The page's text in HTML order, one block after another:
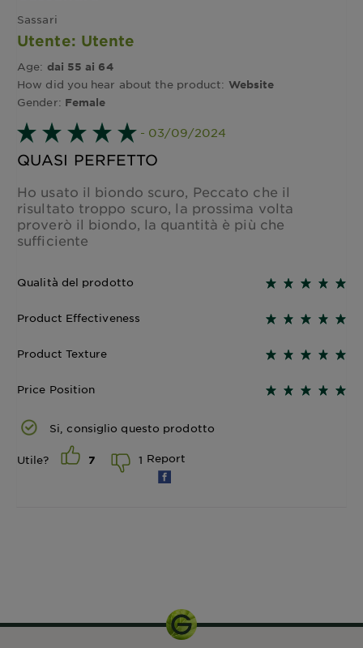
Sassari
Utente: Utente
Age: dai 55 ai 64
How did you hear about the product: Website
Gender: Female
- 03/09/2024
QUASI PERFETTO
Ho usato il biondo scuro, Peccato che il
risultato troppo scuro, la prossima volta
proverò il biondo, la quantità è più che
sufficiente
Qualità del prodotto
Product Effectiveness
Product Texture
Price Position
Si, consiglio questo prodotto
Utile? 7 1 Report